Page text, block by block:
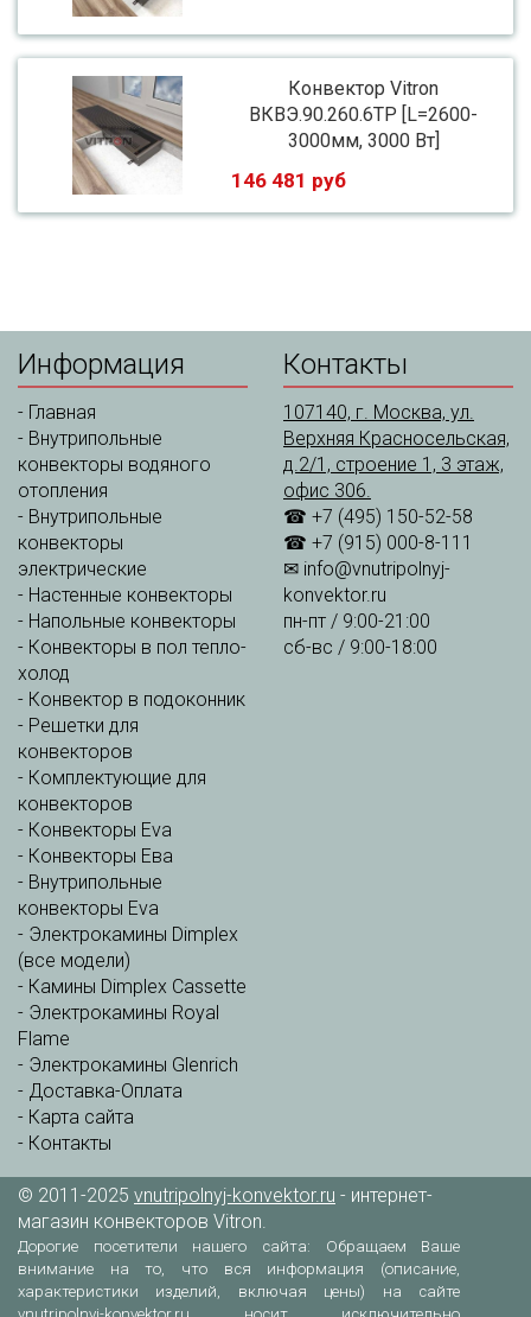
Конвектор Vitron
ВКВЭ.90.260.6ТР [L=2600-
3000мм, 3000 Вт]
146 481 руб
Информация
- Главная
- Внутрипольные
конвекторы водяного
отопления
- Внутрипольные
конвекторы
электрические
- Настенные конвекторы
- Напольные конвекторы
- Конвекторы в пол тепло-
холод
- Конвектор в подоконник
- Решетки для
конвекторов
- Комплектующие для
конвекторов
- Конвекторы Eva
- Конвекторы Ева
- Внутрипольные
конвекторы Eva
- Электрокамины Dimplex
(все модели)
- Камины Dimplex Cassette
- Электрокамины Royal
Flame
- Электрокамины Glenrich
- Доставка-Оплата
- Карта сайта
- Контакты
Контакты
107140, г. Москва, ул.
Верхняя Красносельская,
д.2/1, строение 1, 3 этаж,
офис 306.
☎ +7 (495) 150-52-58
☎ +7 (915) 000-8-111
✉ info@vnutripolnyj-
konvektor.ru
пн-пт / 9:00-21:00
сб-вс / 9:00-18:00
© 2011-2025 vnutripolnyj-konvektor.ru - интернет-
магазин конвекторов Vitron.
Дорогие посетители нашего сайта: Обращаем Ваше
внимание на то, что вся информация (описание,
характеристики изделий, включая цены) на сайте